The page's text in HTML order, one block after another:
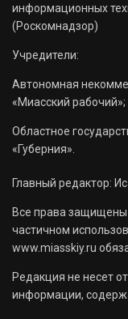
информационных
(Роскомнадзор)
Учредители:
Автономная
«Миасский рабочий»;
Областное
«Губерния».
Главный редактор:
Все права защищены
частичном
www.miasskiy.ru
Редакция не несет
информации,